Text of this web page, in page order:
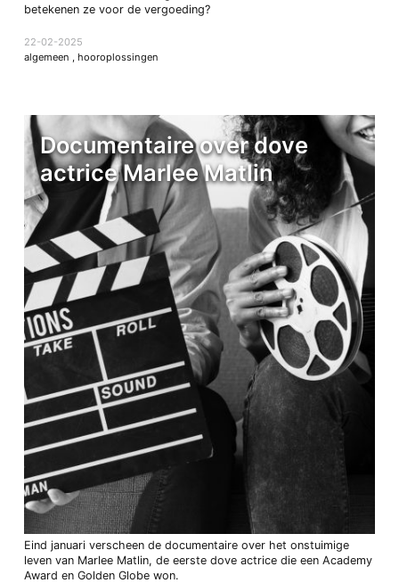
betekenen ze voor de vergoeding?
22-02-2025
algemeen , hooroplossingen
Documentaire over dove
actrice Marlee Matlin
Eind januari verscheen de documentaire over het onstuimige
leven van Marlee Matlin, de eerste dove actrice die een Academy
Award en Golden Globe won.